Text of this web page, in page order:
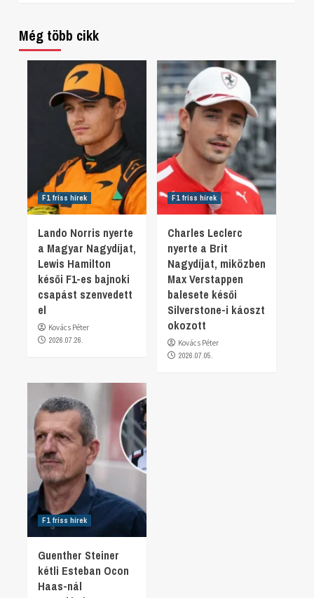
Még több cikk
F1 friss hírek
Lando Norris nyerte
a Magyar Nagydíjat,
Lewis Hamilton
késői F1-es bajnoki
csapást szenvedett
el
Kovács Péter
2026.07.26.
F1 friss hírek
Charles Leclerc
nyerte a Brit
Nagydíjat, miközben
Max Verstappen
balesete késői
Silverstone-i káoszt
okozott
Kovács Péter
2026.07.05.
F1 friss hírek
Guenther Steiner
kétli Esteban Ocon
Haas-nál